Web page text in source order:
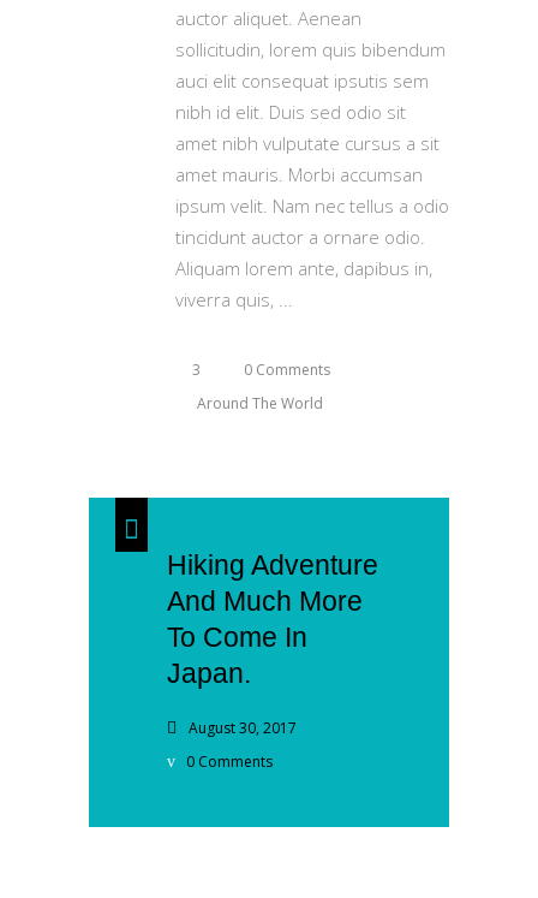
auctor aliquet. Aenean
sollicitudin, lorem quis bibendum
auci elit consequat ipsutis sem
nibh id elit. Duis sed odio sit
amet nibh vulputate cursus a sit
amet mauris. Morbi accumsan
ipsum velit. Nam nec tellus a odio
tincidunt auctor a ornare odio.
Aliquam lorem ante, dapibus in,
viverra quis,
3
0 Comments
Around The World
Hiking Adventure
And Much More
To Come In
Japan.
August 30, 2017
0 Comments